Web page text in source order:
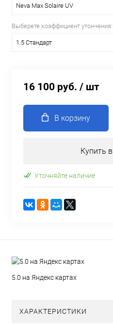
Neva Max Solaire UV
Выберете коэффициент утончения::
1.5 Стандарт
16 100 руб. / шт
В корзину
Купить
Уточняйте наличие
5.0 на Яндекс картах
ХАРАКТЕРИСТИКИ